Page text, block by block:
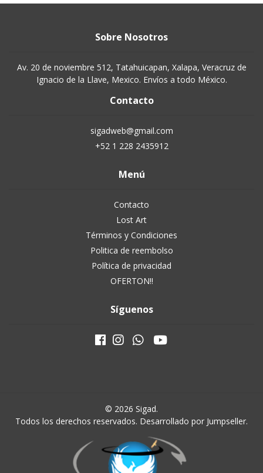
Sobre Nosotros
Av. 20 de noviembre 512, Tatahuicapan, Xalapa, Veracruz de
Ignacio de la Llave, Mexico. Envíos a todo México.
Contacto
sigadweb@gmail.com
+52 1 228 2435912
Menú
Contacto
Lost Art
Términos y Condiciones
Politica de reembolso
Política de privacidad
OFERTON!!
Síguenos
© 2026 Sigad.
Todos los derechos reservados. Desarrollado por Jumpseller.